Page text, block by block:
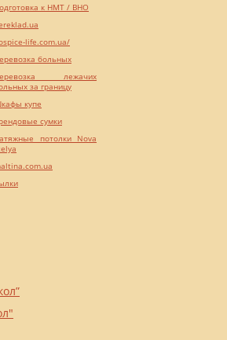
к НМТ / ВНО
life.com.ua/
больных
лежачих
за границу
купе
сумки
потолки Nova